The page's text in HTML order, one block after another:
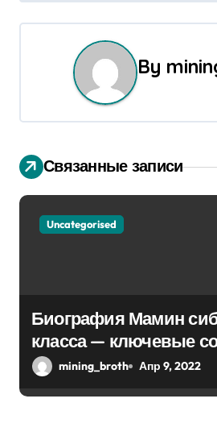
г
и
я
п
п
и
с
By
Связанные записи
Uncategorised
Биография Мамин
класса — ключевые
достижения, история
mining_broth Апр 9, 2022